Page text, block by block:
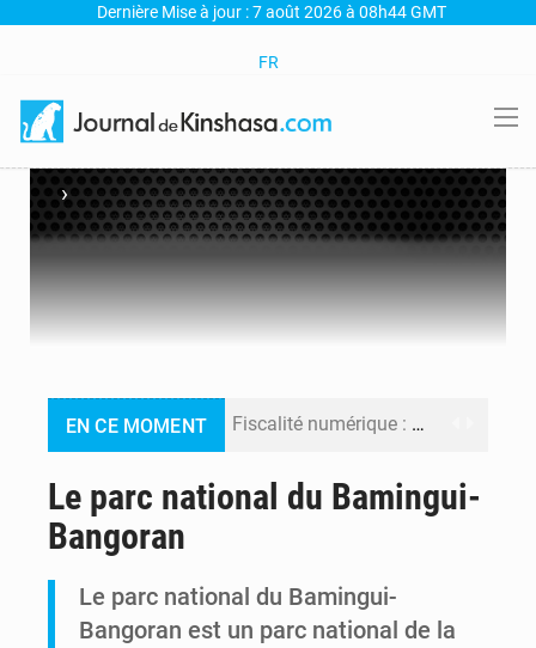
Dernière Mise à jour : 7 août 2026 à 08h44 GMT
FR
›
EN CE MOMENT Fiscalité numérique : Seules les startups bénéficient de l’exonération, mais l’arrêté interministériel reste en vigueur (Mise au point)
Shadary et Minaku enfin transférés à l’auditorat militaire après 200 jours d’opacité
Le parc national du Bamingui-
Bangoran
Le parc national du Bamingui-
Bangoran est un parc national de la